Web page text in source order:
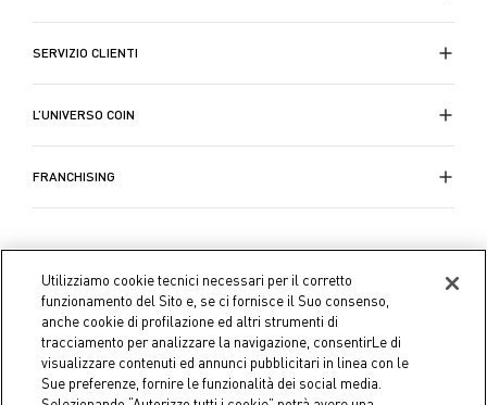
SERVIZIO CLIENTI
L’UNIVERSO COIN
FRANCHISING
Utilizziamo cookie tecnici necessari per il corretto
funzionamento del Sito e, se ci fornisce il Suo consenso,
anche cookie di profilazione ed altri strumenti di
tracciamento per analizzare la navigazione, consentirLe di
visualizzare contenuti ed annunci pubblicitari in linea con le
Sue preferenze, fornire le funzionalità dei social media.